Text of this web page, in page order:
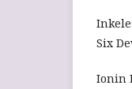
Six
Ionin